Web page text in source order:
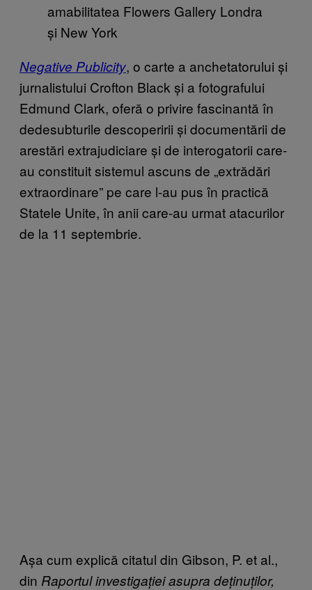
amabilitatea Flowers Gallery Londra
și New York
Negative Publicity, o carte a anchetatorului și
jurnalistului Crofton Black și a fotografului
Edmund Clark, oferă o privire fascinantă în
dedesubturile descoperirii și documentării de
arestări extrajudiciare și de interogatorii care-
au constituit sistemul ascuns de „extrădări
extraordinare” pe care l-au pus în practică
Statele Unite, în anii care-au urmat atacurilor
de la 11 septembrie.
Așa cum explică citatul din Gibson, P. et al.,
din Raportul investigației asupra deținuților,